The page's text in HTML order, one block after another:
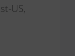
US,